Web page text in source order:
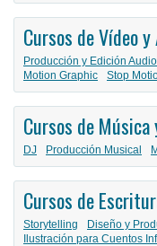
Cursos de Vídeo
Producción y Edición
Motion Graphic
Stop
Cursos de Música
DJ Producción Musical
Cursos de
Storytelling Diseño y
Ilustración para Cuentos